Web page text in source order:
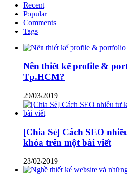
Recent
Popular
Comments
Tags
Nên thiết kế profile &
Tp.HCM?
29/03/2019
[Chia Sẻ] Cách SEO
khóa trên một bài viết
28/02/2019